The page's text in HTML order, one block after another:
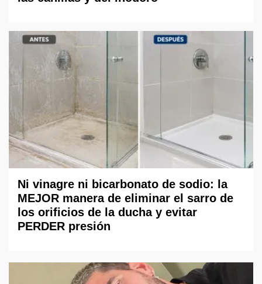
Ni vinagre ni bicarbonato de sodio: la
MEJOR manera de eliminar el sarro de
los orificios de la ducha y evitar
PERDER presión